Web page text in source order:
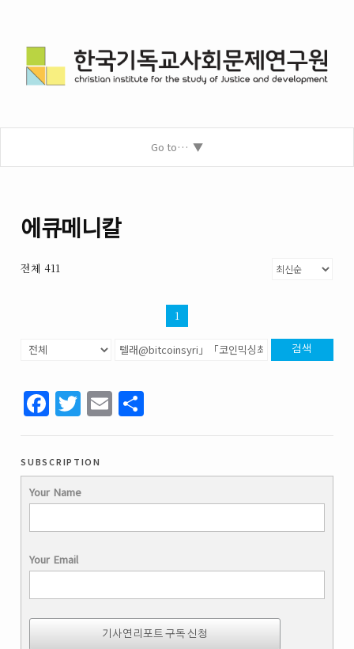
Go to…
에큐메니칼
전체 411
1
검색
Facebook
Twitter
Email
subscription
Your Name
Your Email